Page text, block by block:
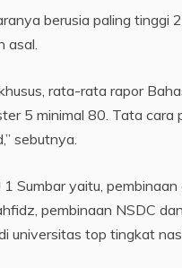
berusia paling tinggi
asal.
rata-rata rapor
5 minimal 80. Tata
sebutnya.
Sumbar yaitu,
pembinaan NSDC
universitas top tingkat